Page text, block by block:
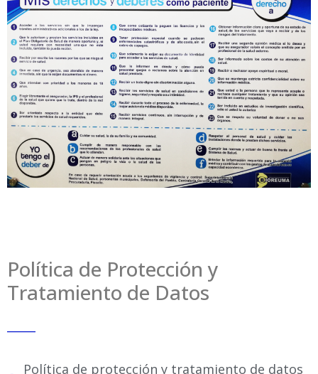
Política de Protección y
Tratamiento de Datos
Política de protección y tratamiento de datos